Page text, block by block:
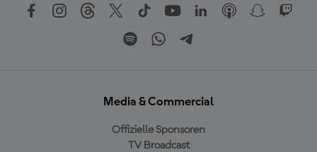
Media & Commercial
Offizielle Sponsoren
TV Broadcast